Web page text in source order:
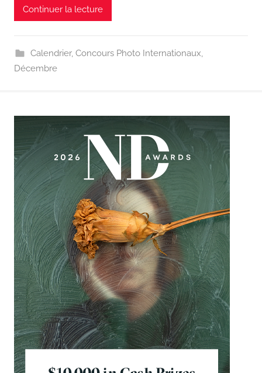
Continuer la lecture
Calendrier, Concours Photo Internationaux,
Décembre